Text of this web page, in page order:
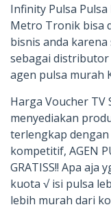
Infinity Pulsa
Metro Tronik bisa
bisnis anda
sebagai
agen pulsa murah
Harga Voucher TV
menyediakan
terlengkap
kompetitif, AGEN
GRATISS!! Apa aja
kuota √ isi pulsa
lebih murah dari